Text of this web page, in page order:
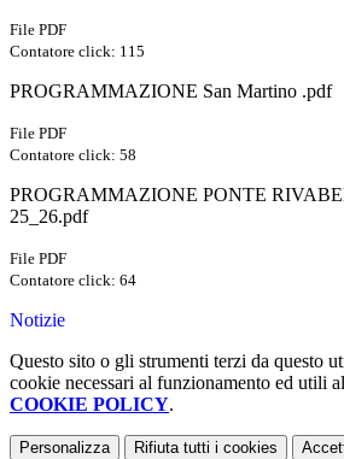
File PDF
Contatore click: 115
PROGRAMMAZIONE San Martino .pdf
File PDF
Contatore click: 58
PROGRAMMAZIONE PONTE
25_26.pdf
File PDF
Contatore click: 64
Notizie
Questo sito o gli strumenti terzi da questo
cookie necessari al funzionamento ed utili
COOKIE POLICY.
Personalizza Rifiuta tutti i cookies